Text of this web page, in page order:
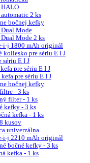
HALO
2 ks
bočnej kefky
Mode
Mode 2 ks
i-j 1800 mAh originál
koliesko pre sériu E I J
sériu E I J
pre sériu E I J
pre sériu E I J
bočnej kefky
- 3 ks
filter - 1 ks
kefky - 3 ks
kefka - 1 ks
kusov
univerzálna
i-j 2210 mAh originál
bočné kefky - 3 ks
kefka - 1 ks